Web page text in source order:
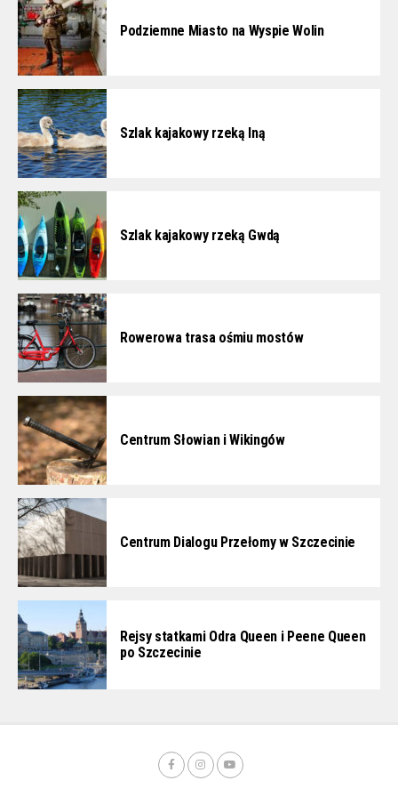
Podziemne Miasto na Wyspie Wolin
Szlak kajakowy rzeką Iną
Szlak kajakowy rzeką Gwdą
Rowerowa trasa ośmiu mostów
Centrum Słowian i Wikingów
Centrum Dialogu Przełomy w Szczecinie
Rejsy statkami Odra Queen i Peene Queen
po Szczecinie